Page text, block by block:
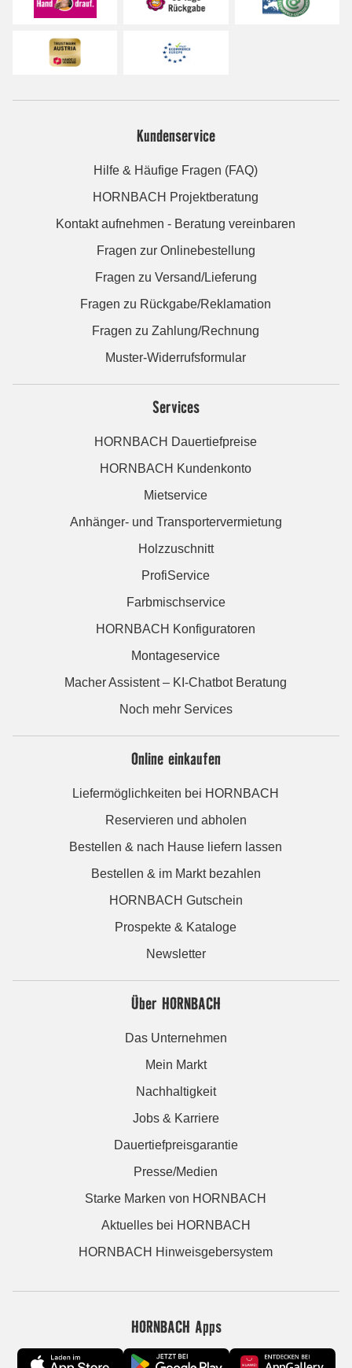
Kundenservice
Hilfe & Häufige Fragen (FAQ)
HORNBACH Projektberatung
Kontakt aufnehmen - Beratung vereinbaren
Fragen zur Onlinebestellung
Fragen zu Versand/Lieferung
Fragen zu Rückgabe/Reklamation
Fragen zu Zahlung/Rechnung
Muster-Widerrufsformular
Services
HORNBACH Dauertiefpreise
HORNBACH Kundenkonto
Mietservice
Anhänger- und Transportervermietung
Holzzuschnitt
ProfiService
Farbmischservice
HORNBACH Konfiguratoren
Montageservice
Macher Assistent – KI-Chatbot Beratung
Noch mehr Services
Online einkaufen
Liefermöglichkeiten bei HORNBACH
Reservieren und abholen
Bestellen & nach Hause liefern lassen
Bestellen & im Markt bezahlen
HORNBACH Gutschein
Prospekte & Kataloge
Newsletter
Über HORNBACH
Das Unternehmen
Mein Markt
Nachhaltigkeit
Jobs & Karriere
Dauertiefpreisgarantie
Presse/Medien
Starke Marken von HORNBACH
Aktuelles bei HORNBACH
HORNBACH Hinweisgebersystem
HORNBACH Apps